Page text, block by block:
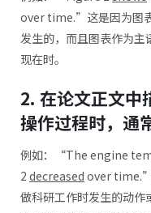
over time.”这是因为图
发生的，而且图表作为主
现在时。
2. 在论文正文中
操作过程时，通
例如：“The engine
2 decreased over time.”
做科研工作时发生的动作